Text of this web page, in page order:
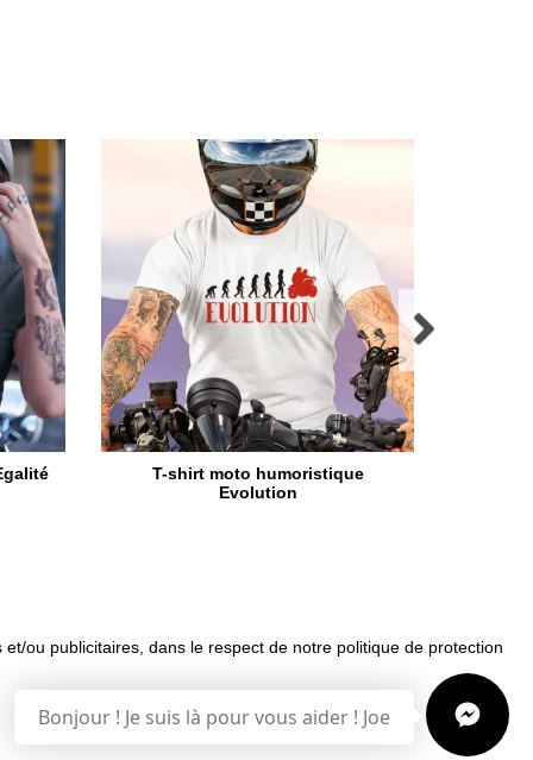
T-shirt moto humoristique
Evolution
posées
Bonjour ! Je suis là pour vous aider ! Joe
ou publicitaires, dans le respect de notre politique de protection